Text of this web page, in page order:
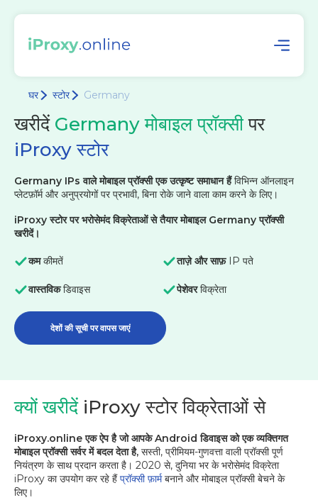
घर स्टोर Germany
खरीदें Germany मोबाइल प्रॉक्सी पर
iProxy स्टोर
Germany IPs वाले मोबाइल प्रॉक्सी एक उत्कृष्ट समाधान हैं विभिन्न ऑनलाइन
प्लेटफ़ॉर्म और अनुप्रयोगों पर प्रभावी, बिना रोके जाने वाला काम करने के लिए।
iProxy स्टोर पर भरोसेमंद विक्रेताओं से तैयार मोबाइल Germany प्रॉक्सी
खरीदें।
कम कीमतें ताज़े और साफ़ IP पते
वास्तविक डिवाइस पेशेवर विक्रेता
देशों की सूची पर वापस जाएं
क्यों खरीदें iProxy स्टोर विक्रेताओं से
iProxy.online एक ऐप है जो आपके Android डिवाइस को एक व्यक्तिगत
मोबाइल प्रॉक्सी सर्वर में बदल देता है, सस्ती, प्रीमियम-गुणवत्ता वाली प्रॉक्सी पूर्ण
नियंत्रण के साथ प्रदान करता है। 2020 से, दुनिया भर के भरोसेमंद विक्रेता
iProxy का उपयोग कर रहे हैं प्रॉक्सी फ़ार्म बनाने और मोबाइल प्रॉक्सी बेचने के
लिए।